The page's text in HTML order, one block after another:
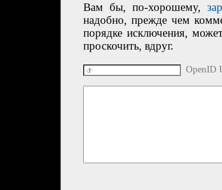
Вам бы, по-хорошему,
надобно, прежде чем
порядке исключения,
проскочить, вдруг.
OpenID